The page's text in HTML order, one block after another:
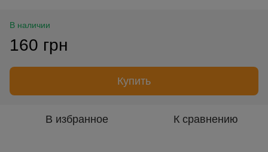
В наличии
160 грн
Купить
В избранное К сравнению